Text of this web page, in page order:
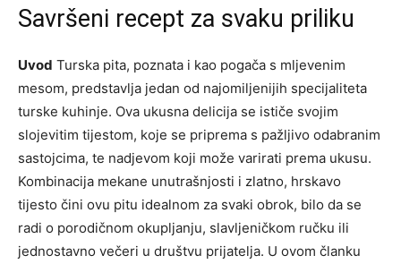
Savršeni recept za svaku priliku
Uvod Turska pita, poznata i kao pogača s mljevenim
mesom, predstavlja jedan od najomiljenijih specijaliteta
turske kuhinje. Ova ukusna delicija se ističe svojim
slojevitim tijestom, koje se priprema s pažljivo odabranim
sastojcima, te nadjevom koji može varirati prema ukusu.
Kombinacija mekane unutrašnjosti i zlatno, hrskavo
tijesto čini ovu pitu idealnom za svaki obrok, bilo da se
radi o porodičnom okupljanju, slavljeničkom ručku ili
jednostavno večeri u društvu prijatelja. U ovom članku